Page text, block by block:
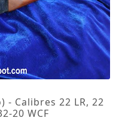
- Calibres 22 LR, 22
20 WCF